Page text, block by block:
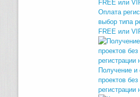
Оплата
выбор типа
FREE или
Получение и
проектов без
регистрации